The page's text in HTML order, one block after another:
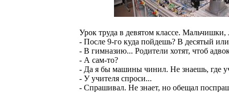
Урок труда в девятом классе.
- После 9-го куда пойдешь? В десятый
- В гимназию... Родители хотят, чтоб
- А сам-то?
- Да я бы машины чинил. Не знаешь, где
- У учителя спроси...
- Спрашивал. Не знает, но обещал